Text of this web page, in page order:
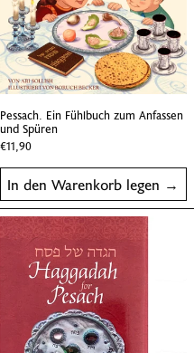
Pessach. Ein Fühlbuch zum Anfassen
und Spüren
€11,90
In den Warenkorb legen
- Ein Fühlbuch für
Haggada für